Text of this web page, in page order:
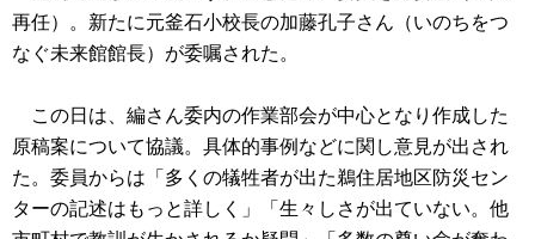
再任）。新たに元釜石小校長の加藤孔子さん（いのちをつ
なぐ未来館館長）が委嘱された。
この日は、編さん委内の作業部会が中心となり作成した
原稿案について協議。具体的事例などに関し意見が出され
た。委員からは「多くの犠牲者が出た鵜住居地区防災セン
ターの記述はもっと詳しく」「生々しさが出ていない。他